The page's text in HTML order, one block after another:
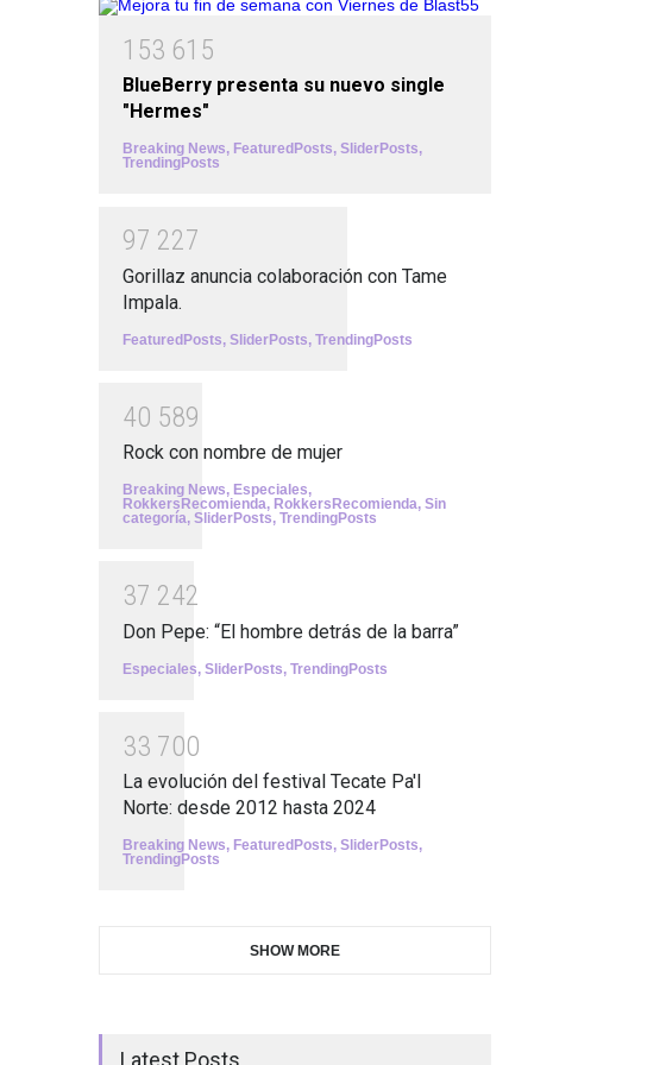
1 53 61 5
BlueBerry presenta su nuevo single
"Hermes"
Breaking News, FeaturedPosts, SliderPosts,
TrendingPosts
97 227
Gorillaz anuncia colaboración con Tame
Impala.
FeaturedPosts, SliderPosts, TrendingPosts
40 589
Rock con nombre de mujer
Breaking News, Especiales,
RokkersRecomienda, RokkersRecomienda, Sin
categoría, SliderPosts, TrendingPosts
37 242
Don Pepe: “El hombre detrás de la barra”
Especiales, SliderPosts, TrendingPosts
33 700
La evolución del festival Tecate Pa'l
Norte: desde 2012 hasta 2024
Breaking News, FeaturedPosts, SliderPosts,
TrendingPosts
SHOW MORE